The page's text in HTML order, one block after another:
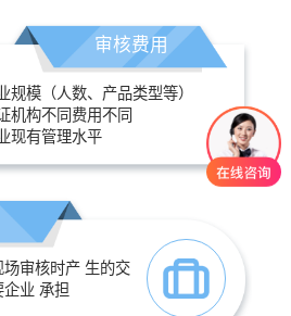
审核费用
规模（人数、产品类型等）
机构不同费用不同
现有管理水平
审核时产 生的交
业 承担